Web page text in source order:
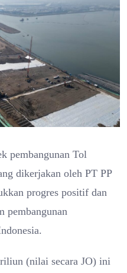
pembangunan Tol
dikerjakan oleh PT PP
progres positif dan
pembangunan
(nilai secara JO) ini